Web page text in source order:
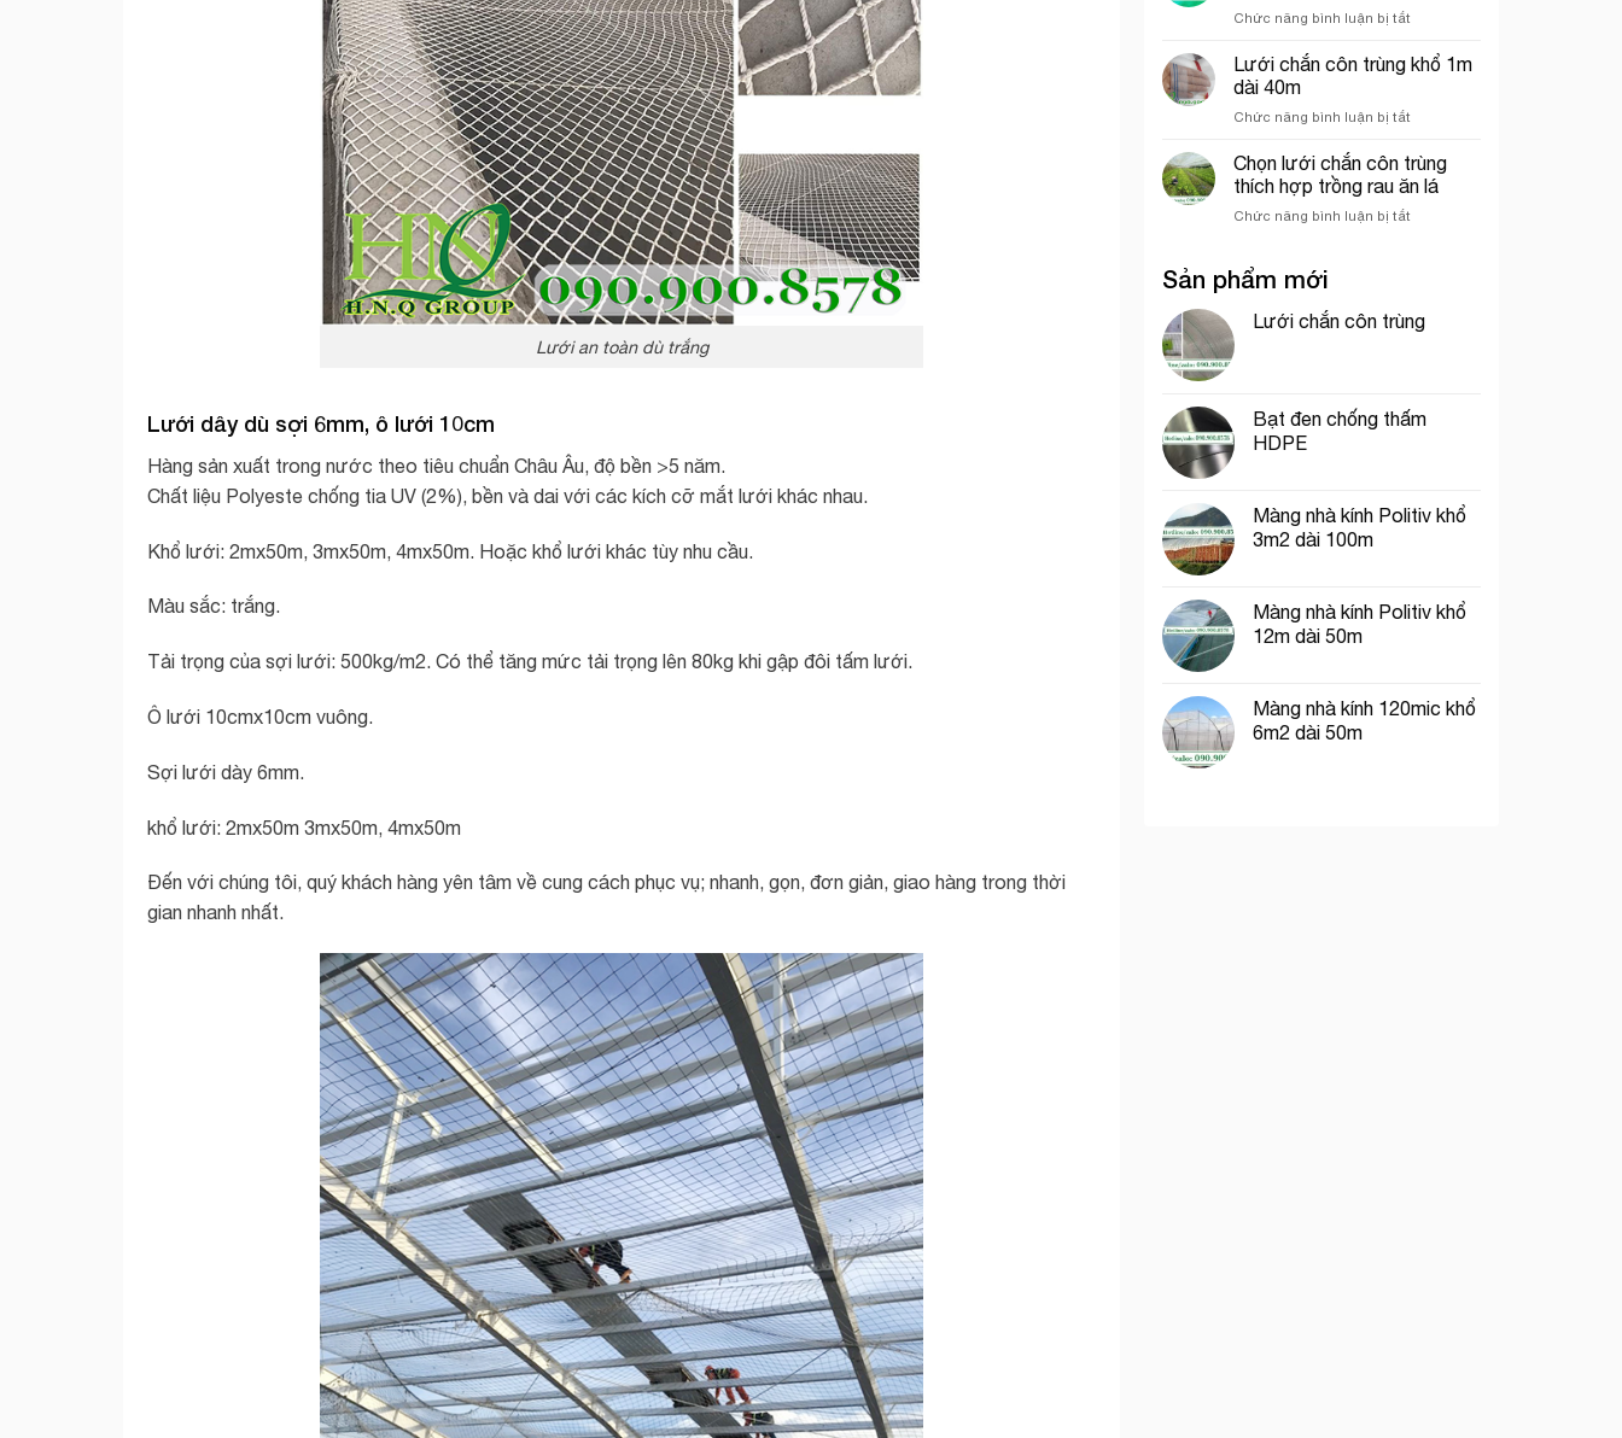
Lưới an toàn dù trắng
Lưới dây dù sợi 6mm, ô lưới 10cm
Hàng sản xuất trong nước theo tiêu chuẩn Châu Âu, độ bền >5 năm.
Chất liệu Polyeste chống tia UV (2%), bền và dai với các kích cỡ mắt lưới khác nhau.
Khổ lưới: 2mx50m, 3mx50m, 4mx50m. Hoặc khổ lưới khác tùy nhu cầu.
Màu sắc: trắng.
Tải trọng của sợi lưới: 500kg/m2. Có thể tăng mức tải trọng lên 80kg khi gập đôi tấm lưới.
Ô lưới 10cmx10cm vuông.
Sợi lưới dày 6mm.
khổ lưới: 2mx50m 3mx50m, 4mx50m
Đến với chúng tôi, quý khách hàng yên tâm về cung cách phục vụ; nhanh, gọn, đơn giản, giao hàng trong thời
gian nhanh nhất.
trình
lưới
kim
Hàn
Chức năng bình luận bị tắt
cước
sầu
riêng
Lưới chắn côn trùng khổ 1m
dài 40m
Chức năng bình luận bị tắt
chắn
côn
trùng
Chọn lưới chắn côn trùng
thích hợp trồng rau ăn lá
Chức năng bình luận bị tắt
trùng
thích
ăn
Sản phẩm mới
Lưới chắn côn trùng
Bạt đen chống thấm
HDPE
Màng nhà kính Politiv khổ
3m2 dài 100m
Màng nhà kính Politiv khổ
12m dài 50m
Màng nhà kính 120mic khổ
6m2 dài 50m